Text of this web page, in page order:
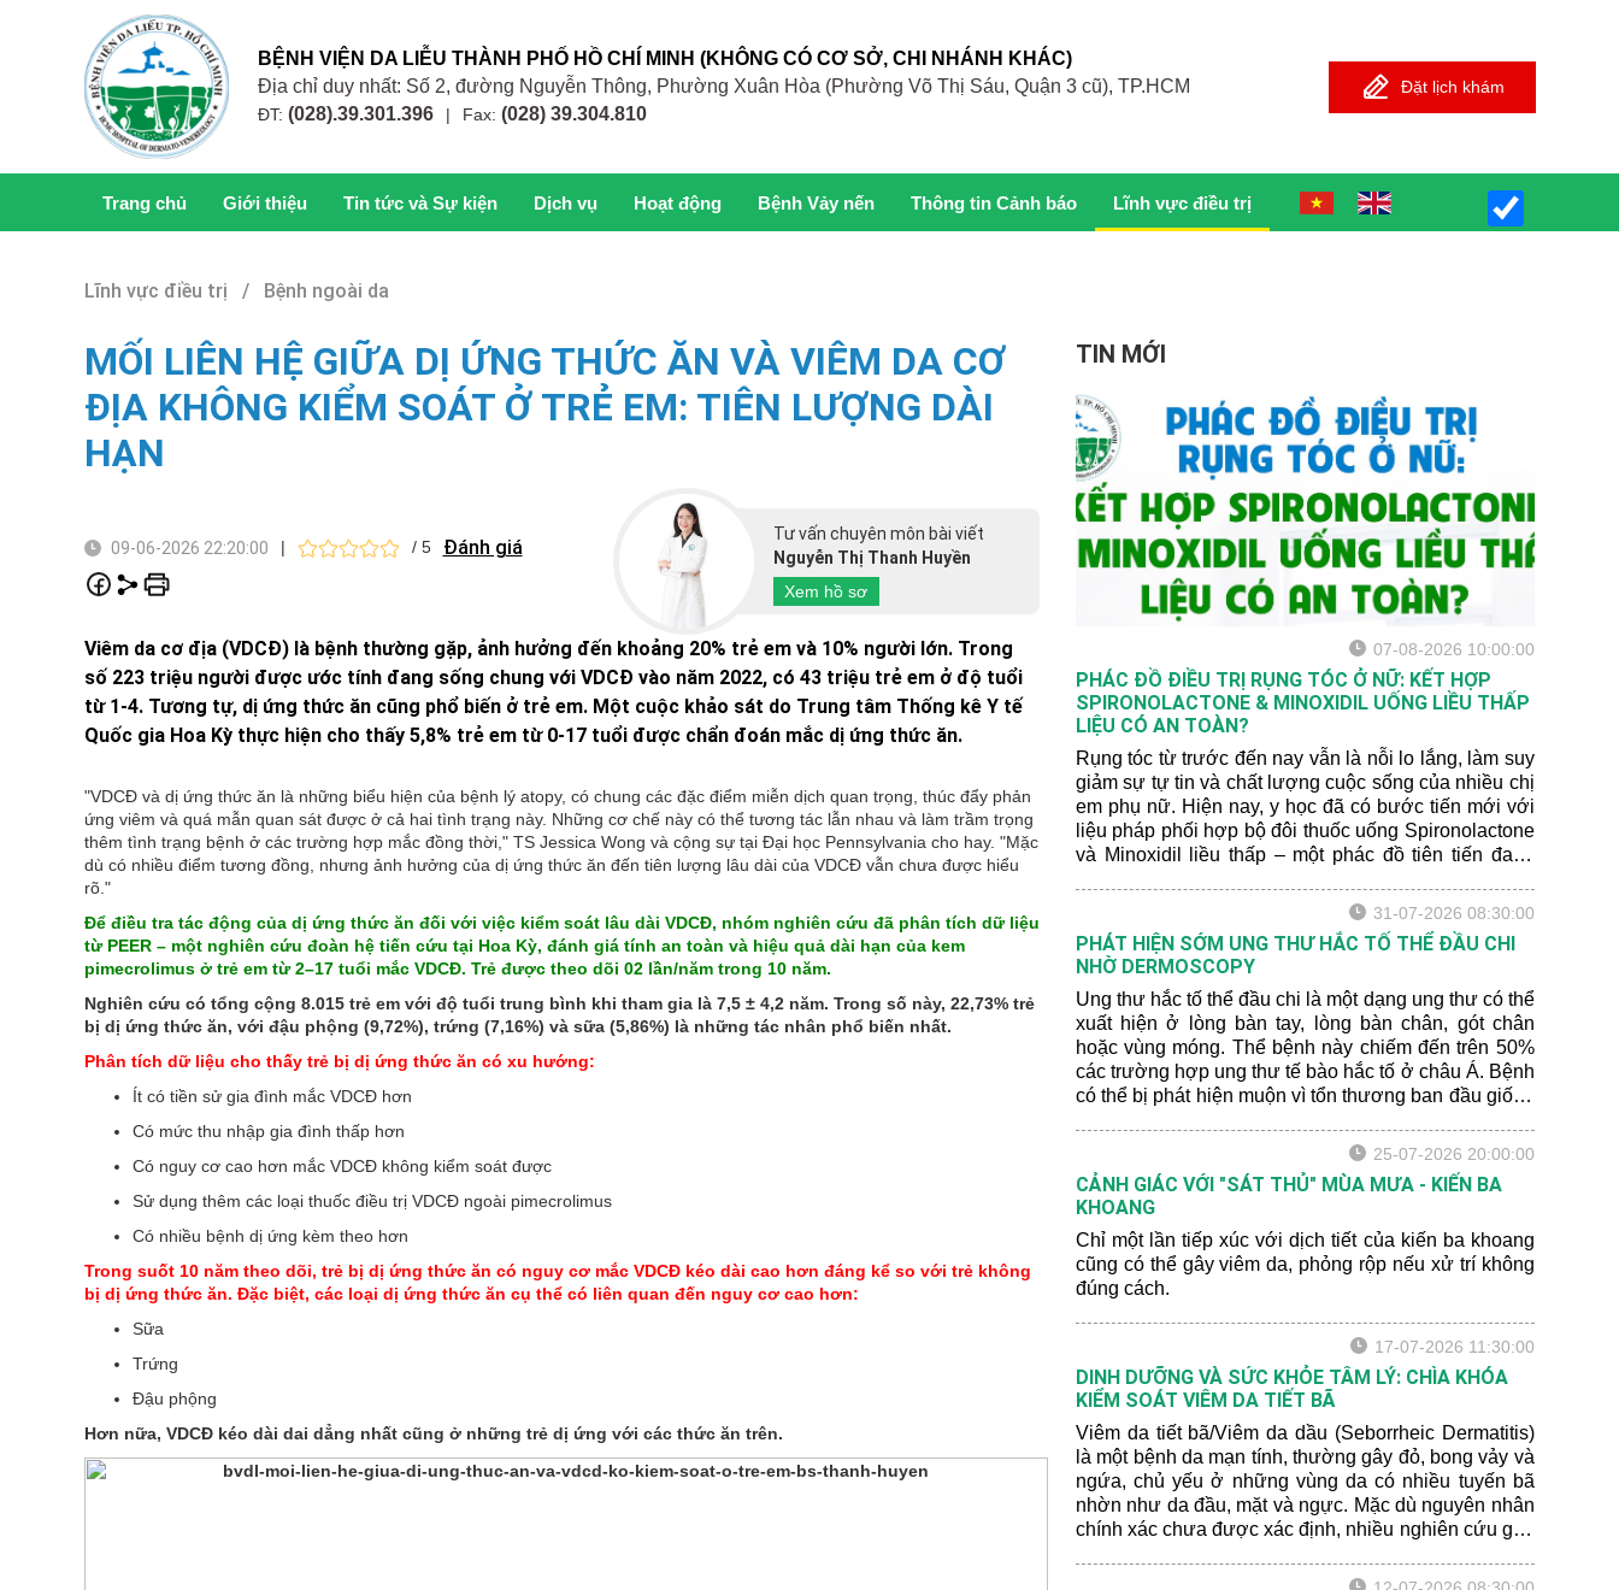
BỆNH VIỆN DA LIỄU THÀNH PHỐ HỒ CHÍ MINH (KHÔNG CÓ CƠ SỞ, CHI NHÁNH KHÁC)
Địa chỉ duy nhất: Số 2, đường Nguyễn Thông, Phường Xuân Hòa (Phường Võ Thị Sáu, Quận 3 cũ), TP.HCM
ĐT: (028).39.301.396 | Fax: (028) 39.304.810
Đặt lịch khám
Trang chủ Giới thiệu Tin tức và Sự kiện Dịch vụ Hoạt động Bệnh Vảy nến Thông tin Cảnh báo Lĩnh vực điều trị
Lĩnh vực điều trị / Bệnh ngoài da
MỐI LIÊN HỆ GIỮA DỊ ỨNG THỨC ĂN VÀ VIÊM DA CƠ
ĐỊA KHÔNG KIỂM SOÁT Ở TRẺ EM: TIÊN LƯỢNG DÀI
HẠN
09-06-2026 22:20:00 | / 5 Đánh giá
Tư vấn chuyên môn bài viết
Nguyễn Thị Thanh Huyền
Xem hồ sơ
Viêm da cơ địa (VDCĐ) là bệnh thường gặp, ảnh hưởng đến khoảng 20% trẻ em và 10% người lớn. Trong
số 223 triệu người được ước tính đang sống chung với VDCĐ vào năm 2022, có 43 triệu trẻ em ở độ tuổi
từ 1-4. Tương tự, dị ứng thức ăn cũng phổ biến ở trẻ em. Một cuộc khảo sát do Trung tâm Thống kê Y tế
Quốc gia Hoa Kỳ thực hiện cho thấy 5,8% trẻ em từ 0-17 tuổi được chẩn đoán mắc dị ứng thức ăn.
"VDCĐ và dị ứng thức ăn là những biểu hiện của bệnh lý atopy, có chung các đặc điểm miễn dịch quan trọng, thúc đẩy phản
ứng viêm và quá mẫn quan sát được ở cả hai tình trạng này. Những cơ chế này có thể tương tác lẫn nhau và làm trầm trọng
thêm tình trạng bệnh ở các trường hợp mắc đồng thời," TS Jessica Wong và cộng sự tại Đại học Pennsylvania cho hay. "Mặc
dù có nhiều điểm tương đồng, nhưng ảnh hưởng của dị ứng thức ăn đến tiên lượng lâu dài của VDCĐ vẫn chưa được hiểu
rõ."
Để điều tra tác động của dị ứng thức ăn đối với việc kiểm soát lâu dài VDCĐ, nhóm nghiên cứu đã phân tích dữ liệu
từ PEER – một nghiên cứu đoàn hệ tiến cứu tại Hoa Kỳ, đánh giá tính an toàn và hiệu quả dài hạn của kem
pimecrolimus ở trẻ em từ 2–17 tuổi mắc VDCĐ. Trẻ được theo dõi 02 lần/năm trong 10 năm.
Nghiên cứu có tổng cộng 8.015 trẻ em với độ tuổi trung bình khi tham gia là 7,5 ± 4,2 năm. Trong số này, 22,73% trẻ
bị dị ứng thức ăn, với đậu phộng (9,72%), trứng (7,16%) và sữa (5,86%) là những tác nhân phổ biến nhất.
Phân tích dữ liệu cho thấy trẻ bị dị ứng thức ăn có xu hướng:
Ít có tiền sử gia đình mắc VDCĐ hơn
Có mức thu nhập gia đình thấp hơn
Có nguy cơ cao hơn mắc VDCĐ không kiểm soát được
Sử dụng thêm các loại thuốc điều trị VDCĐ ngoài pimecrolimus
Có nhiều bệnh dị ứng kèm theo hơn
Trong suốt 10 năm theo dõi, trẻ bị dị ứng thức ăn có nguy cơ mắc VDCĐ kéo dài cao hơn đáng kể so với trẻ không
bị dị ứng thức ăn. Đặc biệt, các loại dị ứng thức ăn cụ thể có liên quan đến nguy cơ cao hơn:
Sữa
Trứng
Đậu phộng
Hơn nữa, VDCĐ kéo dài dai dẳng nhất cũng ở những trẻ dị ứng với các thức ăn trên.
TIN MỚI
07-08-2026 10:00:00
PHÁC ĐỒ ĐIỀU TRỊ RỤNG TÓC Ở NỮ: KẾT HỢP
SPIRONOLACTONE & MINOXIDIL UỐNG LIỀU THẤP
LIỆU CÓ AN TOÀN?
Rụng tóc từ trước đến nay vẫn là nỗi lo lắng, làm suy
giảm sự tự tin và chất lượng cuộc sống của nhiều chị
em phụ nữ. Hiện nay, y học đã có bước tiến mới với
liệu pháp phối hợp bộ đôi thuốc uống Spironolactone
và Minoxidil liều thấp – một phác đồ tiên tiến đang
chia sẻ cho bạn một số thông tin mới nhất nhé:
31-07-2026 08:30:00
PHÁT HIỆN SỚM UNG THƯ HẮC TỐ THỂ ĐẦU CHI
NHỜ DERMOSCOPY
Ung thư hắc tố thể đầu chi là một dạng ung thư có thể
xuất hiện ở lòng bàn tay, lòng bàn chân, gót chân
hoặc vùng móng. Thể bệnh này chiếm đến trên 50%
các trường hợp ung thư tế bào hắc tố ở châu Á. Bệnh
có thể bị phát hiện muộn vì tổn thương ban đầu giống
25-07-2026 20:00:00
CẢNH GIÁC VỚI "SÁT THỦ" MÙA MƯA - KIẾN BA
KHOANG
Chỉ một lần tiếp xúc với dịch tiết của kiến ba khoang
cũng có thể gây viêm da, phỏng rộp nếu xử trí không
đúng cách.
17-07-2026 11:30:00
DINH DƯỠNG VÀ SỨC KHỎE TÂM LÝ: CHÌA KHÓA
KIỂM SOÁT VIÊM DA TIẾT BÃ
Viêm da tiết bã/Viêm da dầu (Seborrheic Dermatitis)
là một bệnh da mạn tính, thường gây đỏ, bong vảy và
ngứa, chủ yếu ở những vùng da có nhiều tuyến bã
nhờn như da đầu, mặt và ngực. Mặc dù nguyên nhân
chính xác chưa được xác định, nhiều nghiên cứu gần
tâm lý có thể ảnh hưởng đến mức độ nghiêm trọng